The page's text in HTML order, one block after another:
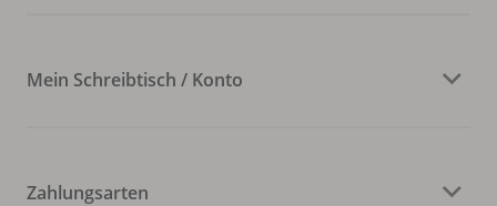
Mein Schreibtisch / Konto
Zahlungsarten